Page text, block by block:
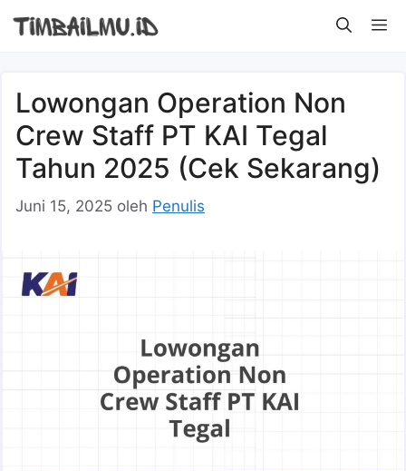
Lowongan Operation Non
Crew Staff PT KAI Tegal
Tahun 2025 (Cek Sekarang)
Juni 15, 2025 oleh Penulis